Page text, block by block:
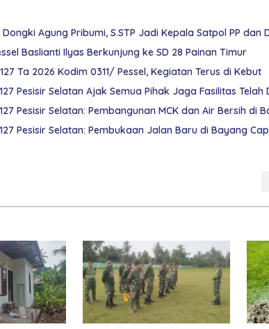
Agung Pribumi, S.STP Jadi Kepala Satpol PP dan
Baslianti Ilyas Berkunjung ke SD 28 Painan Timur
Ta 2026 Kodim 0311/ Pessel, Kegiatan Terus di Kebut
Pesisir Selatan Ajak Semua Pihak Jaga Fasilitas Telah
Pesisir Selatan: Pembangunan MCK dan Air Bersih di
Pesisir Selatan: Pembukaan Jalan Baru di Bayang